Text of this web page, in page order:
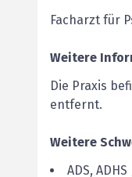
Facharzt für
Weitere
Die Praxis
entfernt.
Weitere
ADS, ADHS